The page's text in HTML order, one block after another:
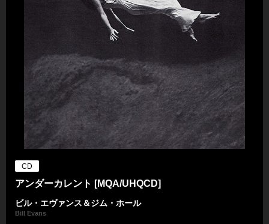
CD
アンダーカレント [MQA/UHQCD]
ビル・エヴァンス＆ジム・ホール
Bill Evans